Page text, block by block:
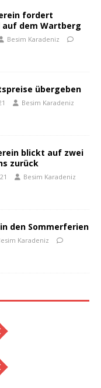
fordert
dem Wartberg
Besim Karadeniz
übergeben
Besim Karadeniz
blickt auf zwei
zurück
Besim Karadeniz
den Sommerferien
Karadeniz